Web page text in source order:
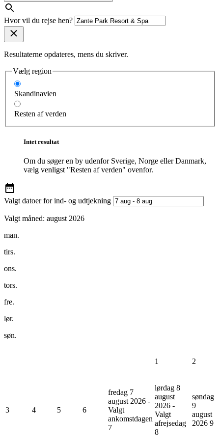
Hvor vil du rejse hen?
Resultaterne opdateres, mens du skriver.
Vælg region
Skandinavien
Resten af verden
Intet resultat
Om du søger en by udenfor Sverige, Norge eller Danmark,
vælg venligst "Resten af verden" ovenfor.
Valgt datoer for ind- og udtjekning
Valgt måned: august 2026
man.
tirs.
ons.
tors.
fre.
lør.
søn.
1 2
3 4 5 6
fredag 7
august 2026 -
Valgt
ankomstdagen
7
lørdag 8
august
2026 -
Valgt
afrejsedag
8
søndag
9
august
2026 9